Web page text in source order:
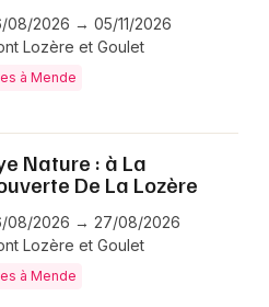
08/2026 → 05/11/2026
Lozère et Goulet
à Mende
Nature : à La
De La Lozère
08/2026 → 27/08/2026
Lozère et Goulet
à Mende